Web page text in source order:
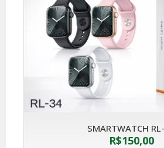
SMARTWATCH
R$150,00